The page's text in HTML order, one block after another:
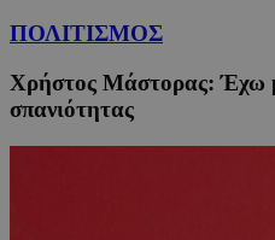
ΠΟΛΙΤΙΣΜΟΣ
Χρήστος Μάστορας: Έχω
σπανιότητας